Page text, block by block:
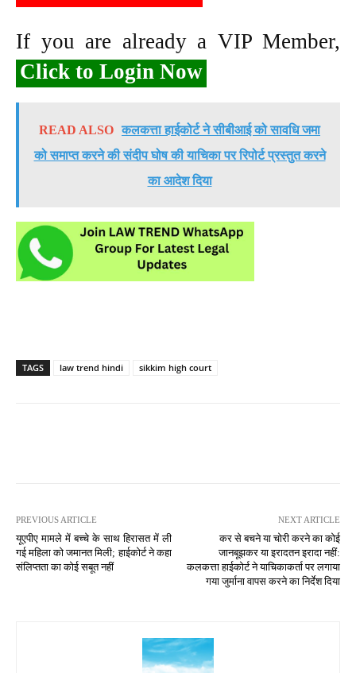
If you are already a VIP Member,
Click to Login Now
READ ALSO कलकत्ता हाईकोर्ट ने सीबीआई को सावधि जमा
को समाप्त करने की संदीप घोष की याचिका पर रिपोर्ट प्रस्तुत करने
का आदेश दिया
TAGS law trend hindi sikkim high court
PREVIOUS ARTICLE
यूएपीए मामले में बच्चे के साथ हिरासत में ली
गई महिला को जमानत मिली; हाईकोर्ट ने कहा
संलिप्तता का कोई सबूत नहीं
NEXT ARTICLE
कर से बचने या चोरी करने का कोई
जानबूझकर या इरादतन इरादा नहीं:
कलकत्ता हाईकोर्ट ने याचिकाकर्ता पर लगाया
गया जुर्माना वापस करने का निर्देश दिया